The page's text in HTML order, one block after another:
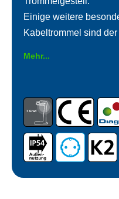
Einige weitere
Kabeltrommel sind
Mehr...